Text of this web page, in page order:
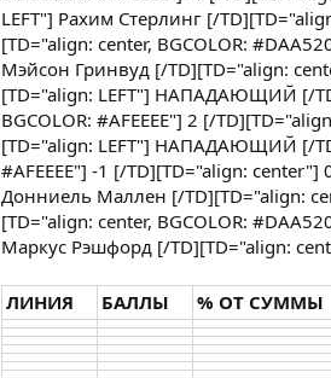
LEFT"] Рахим Стерлинг [/
[TD="align: center, BGCOLOR:
Мэйсон Гринвуд [/TD][TD="align:
[TD="align: LEFT"] НАПАДАЮЩИЙ [/
BGCOLOR: #AFEEEE"] 2 [/
[TD="align: LEFT"] НАПАДАЮЩИЙ [/
#AFEEEE"] -1 [/TD][TD="align:
Донниель Маллен [/TD][TD="align:
[TD="align: center, BGCOLOR:
Маркус Рэшфорд [/TD][TD="align:
ЛИНИЯ БАЛЛЫ % ОТ СУММЫ